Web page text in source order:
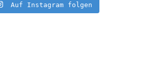
Auf Instagram folgen